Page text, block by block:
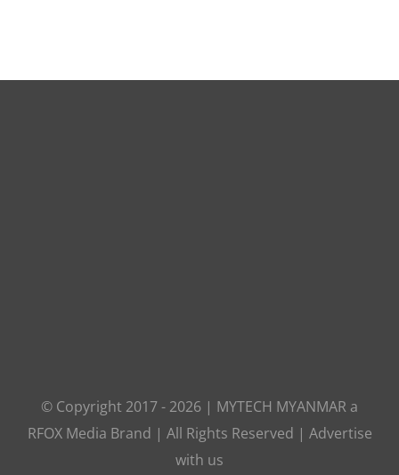
© Copyright 2017 - 2026 | MYTECH MYANMAR a
RFOX Media Brand | All Rights Reserved | Advertise
with us